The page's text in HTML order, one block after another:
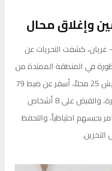
وإغلاق محال
غريان، كشفت التحريات عن
في المنطقة الممتدة من
غريان إلى نالوت، حيث جرى تفتيش 25 محلاً، أسفر عن ضبط 79
مستوعباً من المبيدات المحظورة، والقبض على 8 أشخاص
بحبسهم احتياطياً، والتحفظ